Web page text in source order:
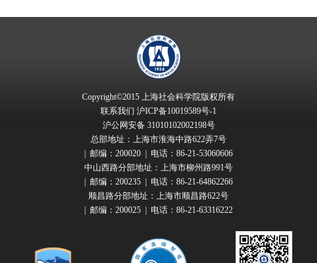
Copyright©2015 上海社会科学院版权所有
联系我们 沪ICP备10019589号-1
沪公网安备 31010102002198号
总部地址：上海市淮海中路622弄7号
| 邮编：200020 | 电话：86-21-53060606
中山西路分部地址：上海市柳州路991号
| 邮编：200235 | 电话：86-21-64862266
顺昌路分部地址：上海市顺昌路622号
| 邮编：200025 | 电话：86-21-63316222